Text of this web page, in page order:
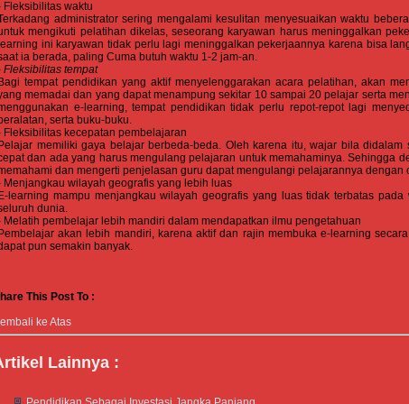
Fleksibilitas waktu
administrator sering mengalami kesulitan menyesuaikan waktu
mengikuti pelatihan dikelas, seseorang karyawan harus meninggalkan
ini karyawan tidak perlu lagi meninggalkan pekerjaannya karena bisa
ia berada, paling Cuma butuh waktu 1-2 jam-an.
Fleksibilitas tempat
tempat pendidikan yang aktif menyelenggarakan acara pelatihan, akan
memadai dan yang dapat menampung sekitar 10 sampai 20 pelajar serta
e-learning, tempat pendidikan tidak perlu repot-repot lagi
serta buku-buku.
Fleksibilitas kecepatan pembelajaran
memiliki gaya belajar berbeda-beda. Oleh karena itu, wajar bila
dan ada yang harus mengulang pelajaran untuk memahaminya. Sehingga
dan mengerti penjelasan guru dapat mengulangi pelajarannya
Menjangkau wilayah geografis yang lebih luas
learning mampu menjangkau wilayah geografis yang luas tidak terbatas
dunia.
Melatih pembelajar lebih mandiri dalam mendapatkan ilmu pengetahuan
akan lebih mandiri, karena aktif dan rajin membuka e-learning
pun semakin banyak.
This Post To :
ke Atas
Lainnya :